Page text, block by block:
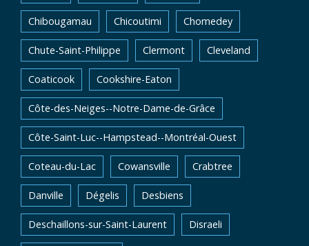
Chibougamau Chicoutimi Chomedey
Chute-Saint-Philippe Clermont Cleveland
Coaticook Cookshire-Eaton
Côte-des-Neiges--Notre-Dame-de-Grâce
Côte-Saint-Luc--Hampstead--Montréal-Ouest
Coteau-du-Lac Cowansville Crabtree
Danville Dégelis Desbiens
Deschaillons-sur-Saint-Laurent Disraeli